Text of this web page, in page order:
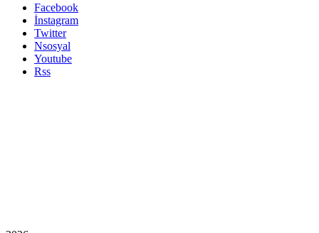
Facebook
İnstagram
Twitter
Nsosyal
Youtube
Rss